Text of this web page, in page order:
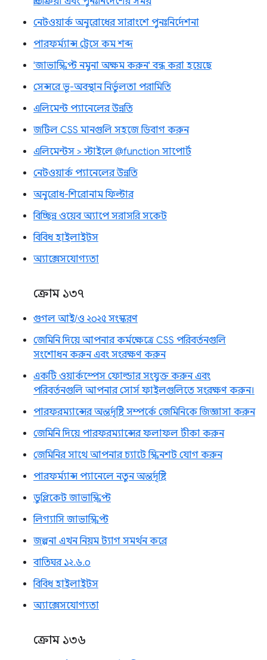
নেটওয়ার্ক অনুরোধের সারাংশে পুনঃনির্দেশনা
পারফর্ম্যান্স ট্রেসে কম শব্দ
'জাভাস্ক্রিপ্ট নমুনা অক্ষম করুন' বন্ধ করা হয়েছে
সেন্সরে ভূ-অবস্থান নির্ভুলতা পরামিতি
এলিমেন্ট প্যানেলের উন্নতি
জটিল CSS মানগুলি সহজে ডিবাগ করুন
এলিমেন্টস > স্টাইলে @function সাপোর্ট
নেটওয়ার্ক প্যানেলের উন্নতি
অনুরোধ-শিরোনাম ফিল্টার
বিচ্ছিন্ন ওয়েব অ্যাপে সরাসরি সকেট
বিবিধ হাইলাইটস
অ্যাক্সেসযোগ্যতা
ক্রোম ১৩৭
গুগল আই/ও ২০২৫ সংস্করণ
জেমিনি দিয়ে আপনার কর্মক্ষেত্রে CSS পরিবর্তনগুলি
সংশোধন করুন এবং সংরক্ষণ করুন
একটি ওয়ার্কস্পেস ফোল্ডার সংযুক্ত করুন এবং
পরিবর্তনগুলি আপনার সোর্স ফাইলগুলিতে সংরক্ষণ করুন।
পারফরম্যান্সের অন্তর্দৃষ্টি সম্পর্কে জেমিনিকে জিজ্ঞাসা করুন
জেমিনি দিয়ে পারফরম্যান্সের ফলাফল টীকা করুন
জেমিনির সাথে আপনার চ্যাটে স্ক্রিনশট যোগ করুন
পারফর্ম্যান্স প্যানেলে নতুন অন্তর্দৃষ্টি
ডুপ্লিকেট জাভাস্ক্রিপ্ট
লিগ্যাসি জাভাস্ক্রিপ্ট
জল্পনা এখন নিয়ম ট্যাগ সমর্থন করে
বাতিঘর ১২.৬.০
বিবিধ হাইলাইটস
অ্যাক্সেসযোগ্যতা
ক্রোম ১৩৬